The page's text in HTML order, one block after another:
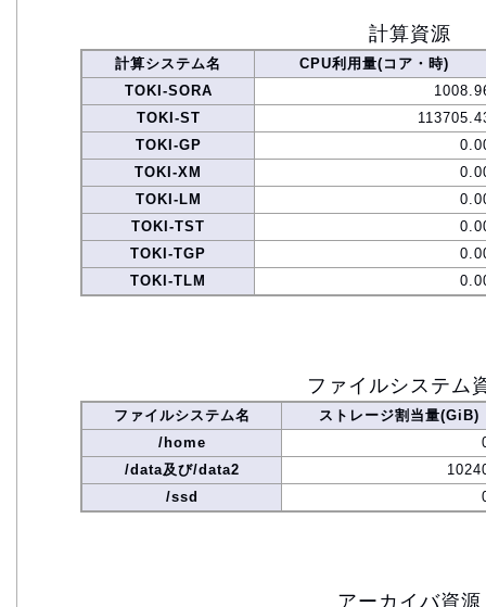
計算資源
計算システム名
CPU利用量(コア・時)
TOKI-SORA
TOKI-ST
TOKI-GP
TOKI-XM
TOKI-LM
TOKI-TST
TOKI-TGP
TOKI-TLM
ファイルシステム
ファイルシステム名
ストレージ割当量(GiB)
/home
/data及び/data2
/ssd
アーカイバ資源